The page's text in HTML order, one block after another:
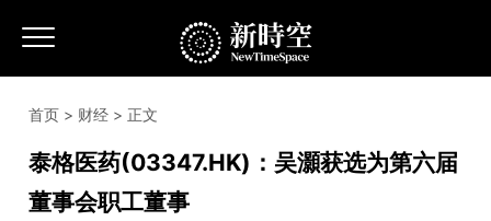
首页 > 财经 > 正文
泰格医药(03347.HK)：吴灝获选为第六届
董事会职工董事